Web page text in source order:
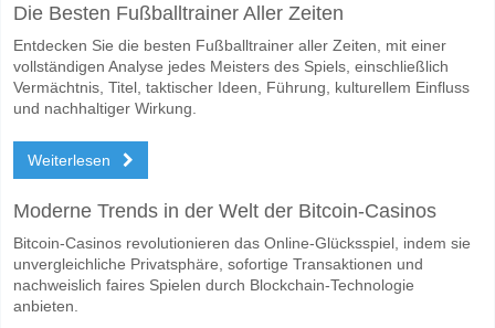
Die Besten Fußballtrainer Aller Zeiten
Entdecken Sie die besten Fußballtrainer aller Zeiten, mit einer
vollständigen Analyse jedes Meisters des Spiels, einschließlich
Vermächtnis, Titel, taktischer Ideen, Führung, kulturellem Einfluss
und nachhaltiger Wirkung.
Weiterlesen
Moderne Trends in der Welt der Bitcoin-Casinos
Bitcoin-Casinos revolutionieren das Online-Glücksspiel, indem sie
unvergleichliche Privatsphäre, sofortige Transaktionen und
nachweislich faires Spielen durch Blockchain-Technologie
anbieten.